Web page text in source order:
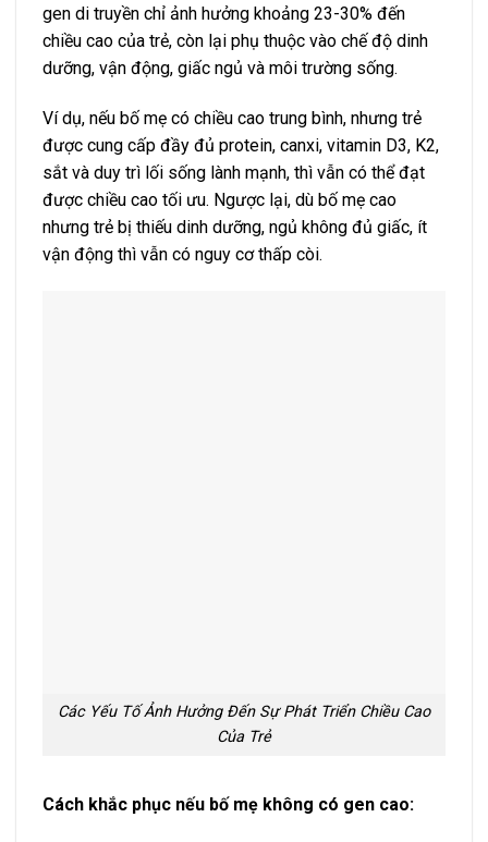
gen di truyền chỉ ảnh hưởng khoảng 23-30% đến
chiều cao của trẻ, còn lại phụ thuộc vào chế độ dinh
dưỡng, vận động, giấc ngủ và môi trường sống.
Ví dụ, nếu bố mẹ có chiều cao trung bình, nhưng trẻ
được cung cấp đầy đủ protein, canxi, vitamin D3, K2,
sắt và duy trì lối sống lành mạnh, thì vẫn có thể đạt
được chiều cao tối ưu. Ngược lại, dù bố mẹ cao
nhưng trẻ bị thiếu dinh dưỡng, ngủ không đủ giấc, ít
vận động thì vẫn có nguy cơ thấp còi.
Các Yếu Tố Ảnh Hưởng Đến Sự Phát Triển Chiều Cao
Của Trẻ
Cách khắc phục nếu bố mẹ không có gen cao: